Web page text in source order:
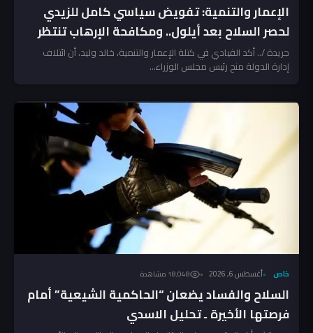
الإعمار والتنمية: تفويض سياسي كامل للزيدي
لحصر السلاح بعد أيلول.. ومكافحة الإرهاب تنتظر
المخالفين!
جريدة /.. أكد القيادي في كتلة الإعمار والتنمية، خالد وليد، أن ائتلاف
إدارة الدولة منح رئيس مجلس الوزراء...
خاص أغسطس 6, 2026 18٬048 مشاهدة
السلاح والفساد يضعان “الحاكمية الشيعية” أمام
فرصتها الأخيرة ـ تحليل الاسدي